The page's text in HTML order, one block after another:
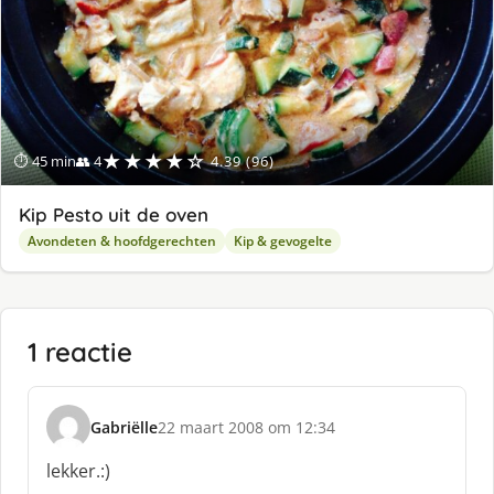
⏱ 45 min👥 4★★★★☆ 4.39 (96)
Kip Pesto uit de oven
Avondeten & hoofdgerechten Kip & gevogelte
1 reactie
Gabriëlle
s
c
h
22 maart 2008 om 12:34
lekker.:)